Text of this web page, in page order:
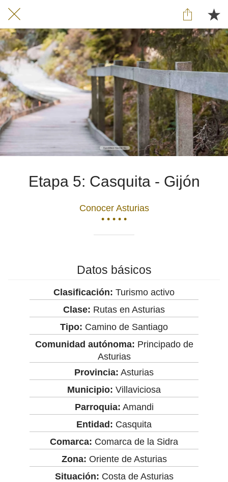
Etapa 5: Casquita - Gijón
Conocer Asturias
• • • • •
Datos básicos
Clasificación: Turismo activo
Clase: Rutas en Asturias
Tipo: Camino de Santiago
Comunidad autónoma: Principado de
Asturias
Provincia: Asturias
Municipio: Villaviciosa
Parroquia: Amandi
Entidad: Casquita
Comarca: Comarca de la Sidra
Zona: Oriente de Asturias
Situación: Costa de Asturias